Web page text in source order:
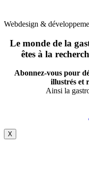
Webdesign &
Le monde de la
êtes à la
Abonnez-vous pour
illustrés et
Ainsi la
X